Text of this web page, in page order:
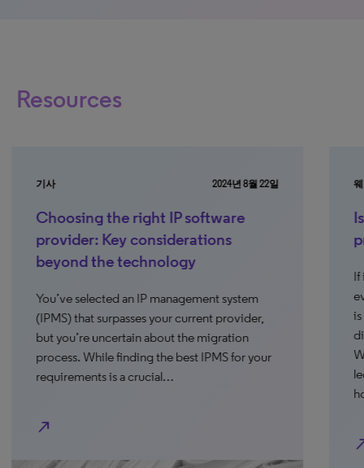
Resources
기사 2024년 8월 22일
Choosing the right IP software
provider: Key considerations
beyond the technology
You’ve selected an IP management system
(IPMS) that surpasses your current provider,
but you’re uncertain about the migration
process. While finding the best IPMS for your
requirements is a crucial…
north_east
If